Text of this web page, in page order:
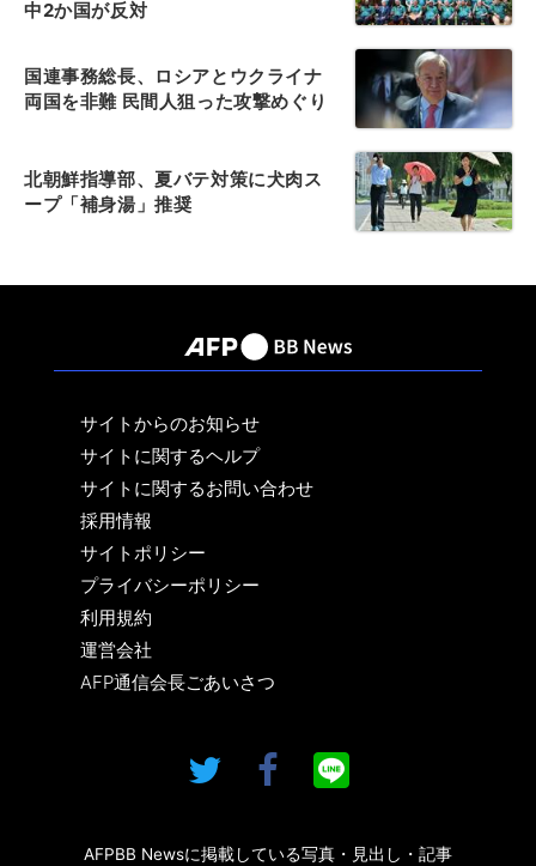
中2か国が反対
国連事務総長、ロシアとウクライナ
両国を非難 民間人狙った攻撃めぐり
北朝鮮指導部、夏バテ対策に犬肉ス
ープ「補身湯」推奨
サイトからのお知らせ
サイトに関するヘルプ
サイトに関するお問い合わせ
採用情報
サイトポリシー
プライバシーポリシー
利用規約
運営会社
AFP通信会長ごあいさつ
AFPBB Newsに掲載している写真・見出し・記事